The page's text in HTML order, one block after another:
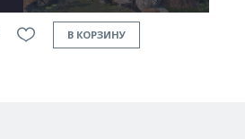
В КОРЗИНУ